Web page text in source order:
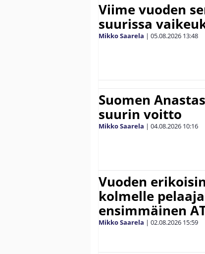
Viime vuoden
suurissa
Mikko Saarela | 05.08.2026 13:48
Suomen
suurin voitto
Mikko Saarela | 04.08.2026 10:16
Vuoden
kolmelle
ensimmäinen
Mikko Saarela | 02.08.2026 15:59